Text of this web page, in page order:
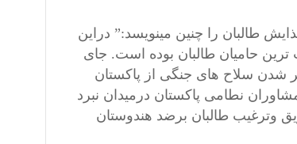
طالبان را چنین مینویسد:” دراین
حامیان طالبان بوده است. جای
شدن سلاح های جنگی از پاکستان
نطامی پاکستان درمیدان نبرد
وترغیب طالبان برضد هندوستان